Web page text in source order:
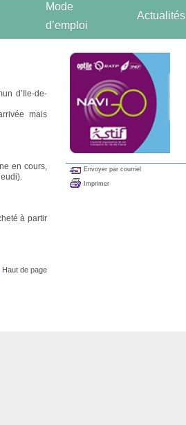
Mode
d’emploi
Actualités
d’Ile-de-
mais
en cours,
à partir
Haut de page
Envoyer par courriel
Imprimer